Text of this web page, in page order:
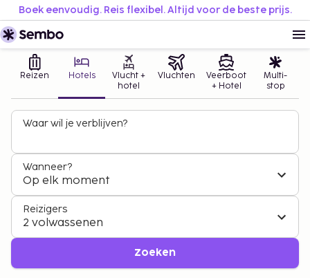
Boek eenvoudig. Reis flexibel. Altijd voor de beste prijs.
Reizen Hotels
Vlucht +
hotel
Vluchten
Veerboot
+ Hotel
Multi-
stop
Waar wil je verblijven?
Wanneer?
Op elk moment
Reizigers
2 volwassenen
Zoeken